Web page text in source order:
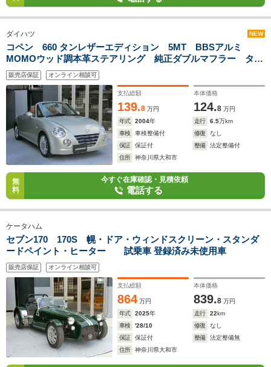
ダイハツ NEW
コペン 660 タンレザーエディション 5MT BBSアルミ
MOMOウッド調本革ステアリング 純正ダブルマフラー タン
レザーシート(ヒーター付き) アルティメットIIグリル 2DINナ
ビ ETC
販売店保証 オンライン相談可
支払総額
139.8 万円
本体価格
124.8 万円
年式
2004年 走行 6.5万km
車検
車検整備付 修復
なし
保証
保証付 整備
法定整備付
住所
神奈川県大和市
無
料
今すぐ在庫確認・見積依頼
電話する
ケータハム
セブン170 170S 幌・ドア・ウィンドスクリーン・スタンダ
ードペイント・ヒーター 試乗車 登録済み未使用車
販売店保証 オンライン相談可
支払総額
864 万円
本体価格
839.8 万円
年式
2025年 走行 22km
車検
'28/10 修復
なし
保証
保証付 整備
法定整備無
住所
神奈川県大和市